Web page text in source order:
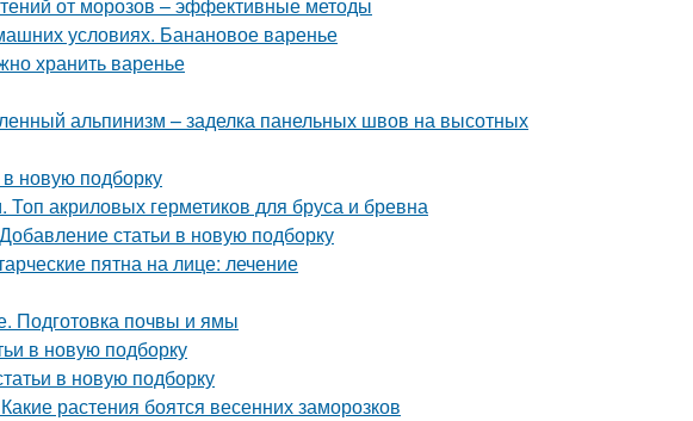
условиях. Банановое варенье
хранить варенье
альпинизм – заделка панельных швов на высотных
новую подборку
акриловых герметиков для бруса и бревна
статьи в новую подборку
пятна на лице: лечение
Подготовка почвы и ямы
в новую подборку
в новую подборку
растения боятся весенних заморозков